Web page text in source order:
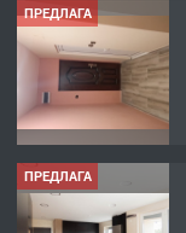
ПРЕДЛАГА
ПРЕДЛАГА